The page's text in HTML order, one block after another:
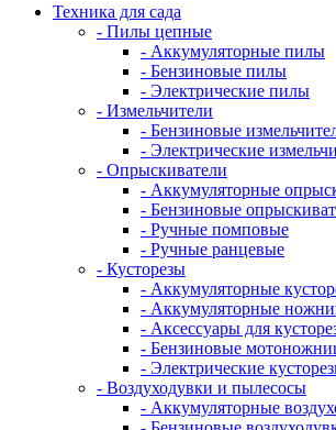
Техника для сада
- Пилы цепные
- Аккумуляторные пилы
- Бензиновые пилы
- Электрические пилы
- Измельчители
- Бензиновые
- Электрические
- Опрыскиватели
- Аккумуляторные
- Бензиновые
- Ручные помповые
- Ручные ранцевые
- Кусторезы
- Аккумуляторные
- Аккумуляторные
- Аксессуары для
- Бензиновые
- Электрические
- Воздуходувки и пылесосы
- Аккумуляторные